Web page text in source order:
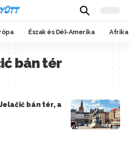
Észak és Dél-Amerika Afrika
bán tér
bán tér, a